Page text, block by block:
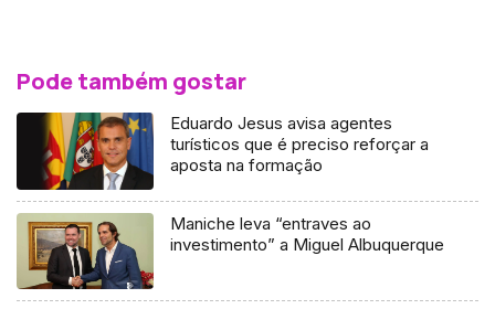
Pode também gostar
Eduardo Jesus avisa agentes
turísticos que é preciso reforçar a
aposta na formação
Maniche leva “entraves ao
investimento” a Miguel Albuquerque